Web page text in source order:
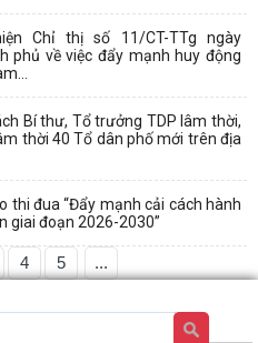
Chỉ thị số 11/CT-TTg ngày
phủ về việc đẩy mạnh huy động
Bí thư, Tổ trưởng TDP lâm thời,
thời 40 Tổ dân phố mới trên địa
thi đua “Đẩy mạnh cải cách hành
giai đoạn 2026-2030”
4 5 ...